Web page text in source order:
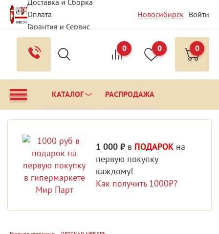
Доставка и Сборка
Оплата
Гарантия и Сервис
Вопрос - Ответ
Контакты
Новосибирск Войти
0 0 0
КАТАЛОГ РАСПРОДАЖА
1 000 ₽ в ПОДАРОК на
первую покупку
каждому!
Как получить 1000₽?